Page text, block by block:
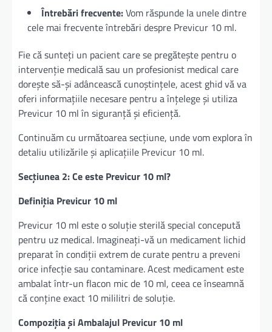
Întrebări frecvente:Vom răspunde la unele dintre
cele mai frecvente întrebări despre Previcur 10 ml.
Fie că sunteți un pacient care se pregătește pentru o
intervenție medicală sau un profesionist medical care
dorește să-și adâncească cunoștințele, acest ghid vă va
oferi informațiile necesare pentru a înțelege și utiliza
Previcur 10 ml în siguranță și eficiență.
Continuăm cu următoarea secțiune, unde vom explora în
detaliu utilizările și aplicațiile Previcur 10 ml.
Secțiunea 2: Ce este Previcur 10 ml?
Definiția Previcur 10 ml
Previcur 10 ml este o soluție sterilă special concepută
pentru uz medical. Imagineați-vă un medicament lichid
preparat în condiții extrem de curate pentru a preveni
orice infecție sau contaminare. Acest medicament este
ambalat într-un flacon mic de 10 ml, ceea ce înseamnă
că conține exact 10 mililitri de soluție.
Compoziția și Ambalajul Previcur 10 ml